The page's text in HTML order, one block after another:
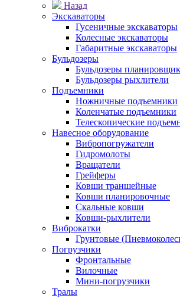
Назад
Экскаваторы
Гусеничные экскаваторы
Колесные экскаваторы
Габаритные экскаваторы
Бульдозеры
Бульдозеры
Бульдозеры рыхлители
Подъемники
Ножничные подъемники
Коленчатые подъемники
Телескопические
Навесное оборудование
Вибропогружатели
Гидромолоты
Вращатели
Грейферы
Ковши траншейные
Ковши планировочные
Скальные ковши
Ковши-рыхлители
Виброкатки
Грунтовые
Погрузчики
Фронтальные
Вилочные
Мини-погрузчики
Тралы